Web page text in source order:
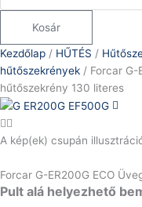
Kosár
Kezdőlap / HŰTÉS /
hűtőszekrények / Forcar G-
hűtőszekrény 130 literes
A kép(ek) csupán
Forcar G-ER200G ECO
Pult alá helyezhető
literes